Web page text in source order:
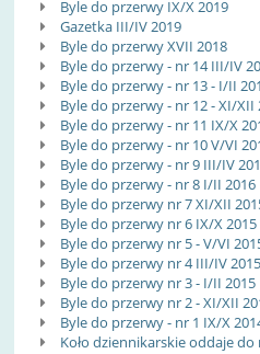
Byle do przerwy IX/X 2019
Gazetka III/IV 2019
Byle do przerwy XVII 2018
Byle do przerwy - nr 14 III/IV
Byle do przerwy - nr 13 - I/II
Byle do przerwy - nr 12 - XI/XII
Byle do przerwy - nr 11 IX/X
Byle do przerwy - nr 10 V/VI
Byle do przerwy - nr 9 III/IV
Byle do przerwy - nr 8 I/II 2016
Byle do przerwy nr 7 XI/XII
Byle do przerwy nr 6 IX/X 2015
Byle do przerwy nr 5 - V/VI
Byle do przerwy nr 4 III/IV 2015
Byle do przerwy nr 3 - I/II 2015
Byle do przerwy nr 2 - XI/XII
Byle do przerwy - nr 1 IX/X
Koło dziennikarskie oddaje